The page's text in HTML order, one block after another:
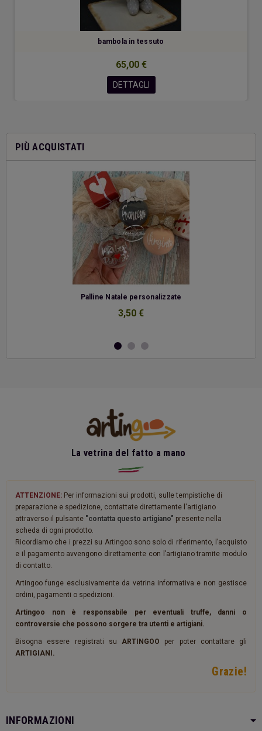
PIÙ ACQUISTATI
Palline Natale personalizzate
3,50 €
bambola in tessuto
65,00 €
DETTAGLI
La vetrina del fatto a mano
ATTENZIONE: Per informazioni sui prodotti, sulle tempistiche di
preparazione e spedizione, contattate direttamente l'artigiano
attraverso il pulsante "contatta questo artigiano" presente nella
scheda di ogni prodotto.
Ricordiamo che i prezzi su Artingoo sono solo di riferimento, l’acquisto
e il pagamento avvengono direttamente con l’artigiano tramite modulo
di contatto.
Artingoo funge esclusivamente da vetrina informativa e non gestisce
ordini, pagamenti o spedizioni.
Artingoo non è responsabile per eventuali truffe, danni o
controversie che possono sorgere tra utenti e artigiani.
Bisogna essere registrati su ARTINGOO per poter contattare gli
ARTIGIANI.
Grazie!
INFORMAZIONI